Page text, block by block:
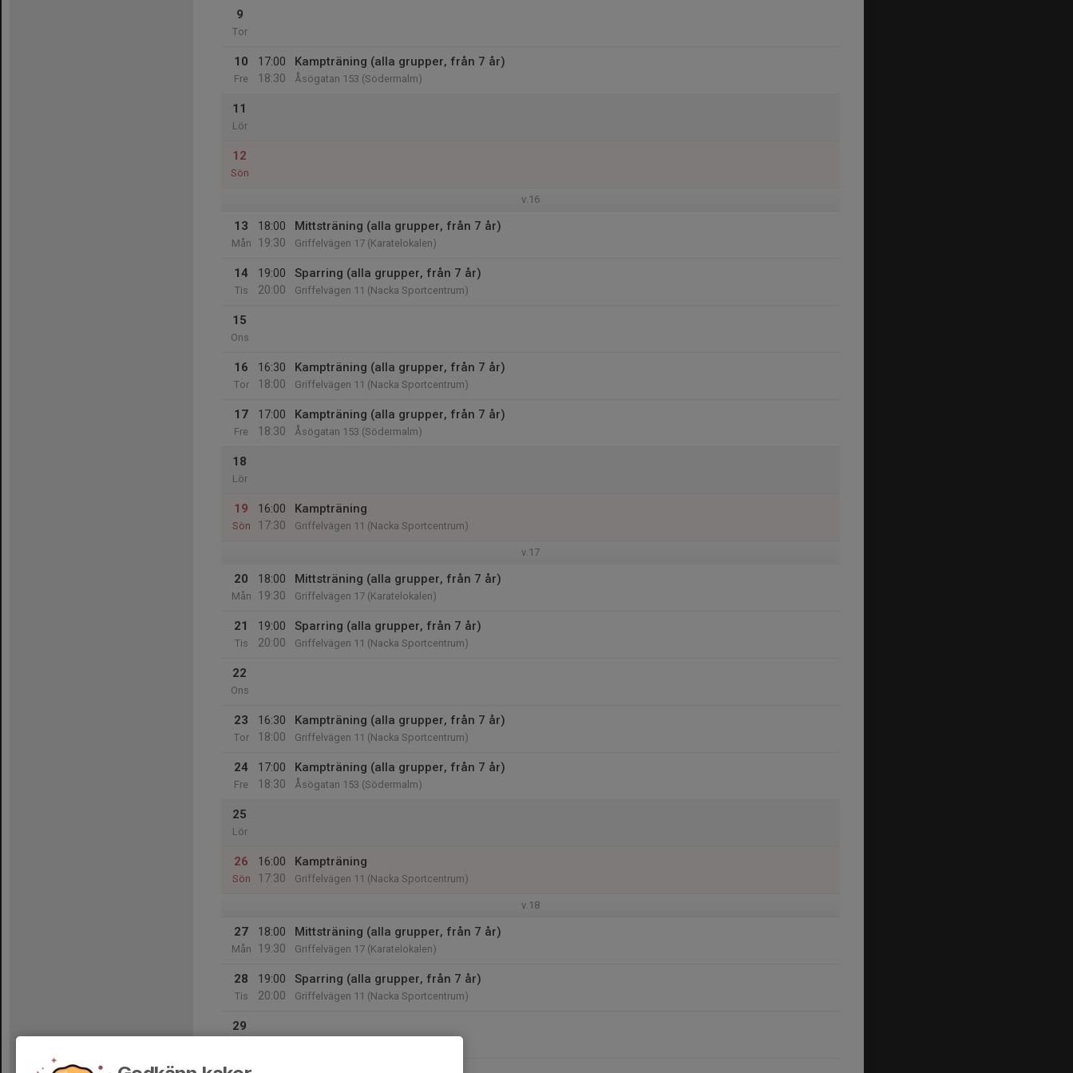
9
Tor
10
Fre
17:00
18:30
Kampträning (alla grupper, från 7 år)
Åsögatan 153 (Södermalm)
11
Lör
12
Sön
v.16
13
Mån
18:00
19:30
Mittsträning (alla grupper, från 7 år)
Griffelvägen 17 (Karatelokalen)
14
Tis
19:00
20:00
Sparring (alla grupper, från 7 år)
Griffelvägen 11 (Nacka Sportcentrum)
15
Ons
16
Tor
16:30
18:00
Kampträning (alla grupper, från 7 år)
Griffelvägen 11 (Nacka Sportcentrum)
17
Fre
17:00
18:30
Kampträning (alla grupper, från 7 år)
Åsögatan 153 (Södermalm)
18
Lör
19
Sön
16:00
17:30
Kampträning
Griffelvägen 11 (Nacka Sportcentrum)
v.17
20
Mån
18:00
19:30
Mittsträning (alla grupper, från 7 år)
Griffelvägen 17 (Karatelokalen)
21
Tis
19:00
20:00
Sparring (alla grupper, från 7 år)
Griffelvägen 11 (Nacka Sportcentrum)
22
Ons
23
Tor
16:30
18:00
Kampträning (alla grupper, från 7 år)
Griffelvägen 11 (Nacka Sportcentrum)
24
Fre
17:00
18:30
Kampträning (alla grupper, från 7 år)
Åsögatan 153 (Södermalm)
25
Lör
26
Sön
16:00
17:30
Kampträning
Griffelvägen 11 (Nacka Sportcentrum)
v.18
27
Mån
18:00
19:30
Mittsträning (alla grupper, från 7 år)
Griffelvägen 17 (Karatelokalen)
28
Tis
19:00
20:00
Sparring (alla grupper, från 7 år)
Griffelvägen 11 (Nacka Sportcentrum)
29